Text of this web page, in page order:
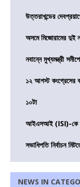
উত্তরাখন্ডের
অসমে মিজোরামের দুই
নবান্নে মুখ্যমন্ত্রী
১২ আগস্ট কংগ্রেসের
১০টা
আইএসআই (ISI)-কে
সভাধিপতি নির্বাচন
NEWS IN